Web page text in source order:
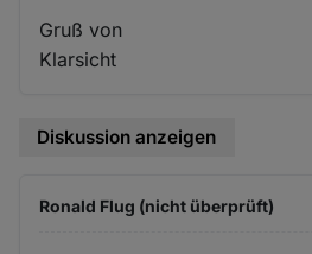
Gruß von
Klarsicht
Diskussion anzeigen
Ronald Flug (nicht überprüft)